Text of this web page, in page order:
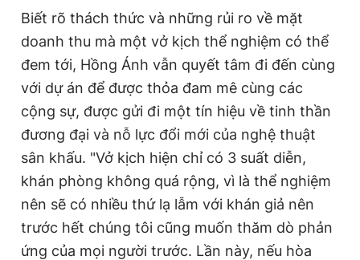
Biết rõ thách thức và những rủi ro về mặt
doanh thu mà một vở kịch thể nghiệm có thể
đem tới, Hồng Ánh vẫn quyết tâm đi đến cùng
với dự án để được thỏa đam mê cùng các
cộng sự, được gửi đi một tín hiệu về tinh thần
đương đại và nỗ lực đổi mới của nghệ thuật
sân khấu. "Vở kịch hiện chỉ có 3 suất diễn,
khán phòng không quá rộng, vì là thể nghiệm
nên sẽ có nhiều thứ lạ lẫm với khán giả nên
trước hết chúng tôi cũng muốn thăm dò phản
ứng của mọi người trước. Lần này, nếu hòa